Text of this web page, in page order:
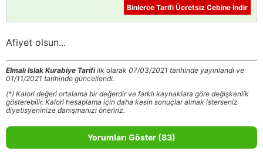
Binlerce Tarifi Ücretsiz Cebine İndir
Afiyet olsun...
Elmalı Islak Kurabiye Tarifiilk olarak 07/03/2021 tarihinde yayınlandı ve
01/11/2021 tarihinde güncellendi.
(*) Kalori değeri ortalama bir değerdir ve farklı kaynaklara göre değişkenlik
gösterebilir. Kalori hesaplama için daha kesin sonuçlar almak isterseniz
diyetisyeninize danışmanızı öneririz.
Yorumları Göster (83)